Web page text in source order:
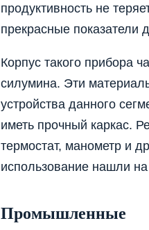
продуктивность не
прекрасные показатели
Корпус такого прибора
силумина. Эти
устройства данного
иметь прочный каркас.
термостат, манометр и
использование нашли
Промышленные